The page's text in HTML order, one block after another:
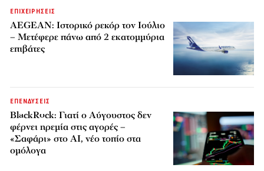
ΕΠΙΧΕΙΡΗΣΕΙΣ
AEGEAN: Ιστορικό ρεκόρ τον Ιούλιο
– Μετέφερε πάνω από 2 εκατομμύρια
επιβάτες
ΕΠΕΝΔΥΣΕΙΣ
BlackRock: Γιατί ο Αύγουστος δεν
φέρνει ηρεμία στις αγορές –
«Σαφάρι» στο AI, νέο τοπίο στα
ομόλογα